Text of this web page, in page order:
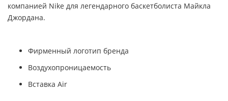
компанией Nike для легендарного баскетболиста Майкла
Джордана.
Фирменный логотип бренда
Воздухопроницаемость
Вставка Air